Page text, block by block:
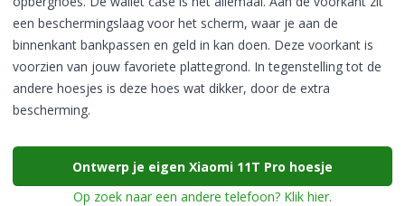
een beschermingslaag voor het scherm, waar je aan de
binnenkant bankpassen en geld in kan doen. Deze voorkant is
voorzien van jouw favoriete plattegrond. In tegenstelling tot de
andere hoesjes is deze hoes wat dikker, door de extra
bescherming.
Ontwerp je eigen Xiaomi 11T Pro hoesje
Op zoek naar een andere telefoon? Klik hier.